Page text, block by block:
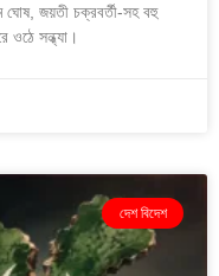
জয়তী চক্রবর্তী-সহ বহু
ওঠে সন্ধ্যা।
দেশ বিদেশ